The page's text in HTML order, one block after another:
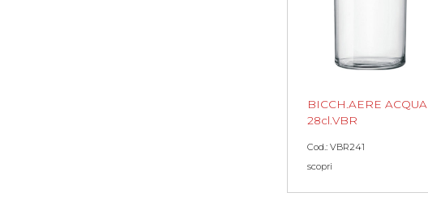
BICCH.AERE ACQUA
28cl.VBR
Cod.: VBR241
scopri